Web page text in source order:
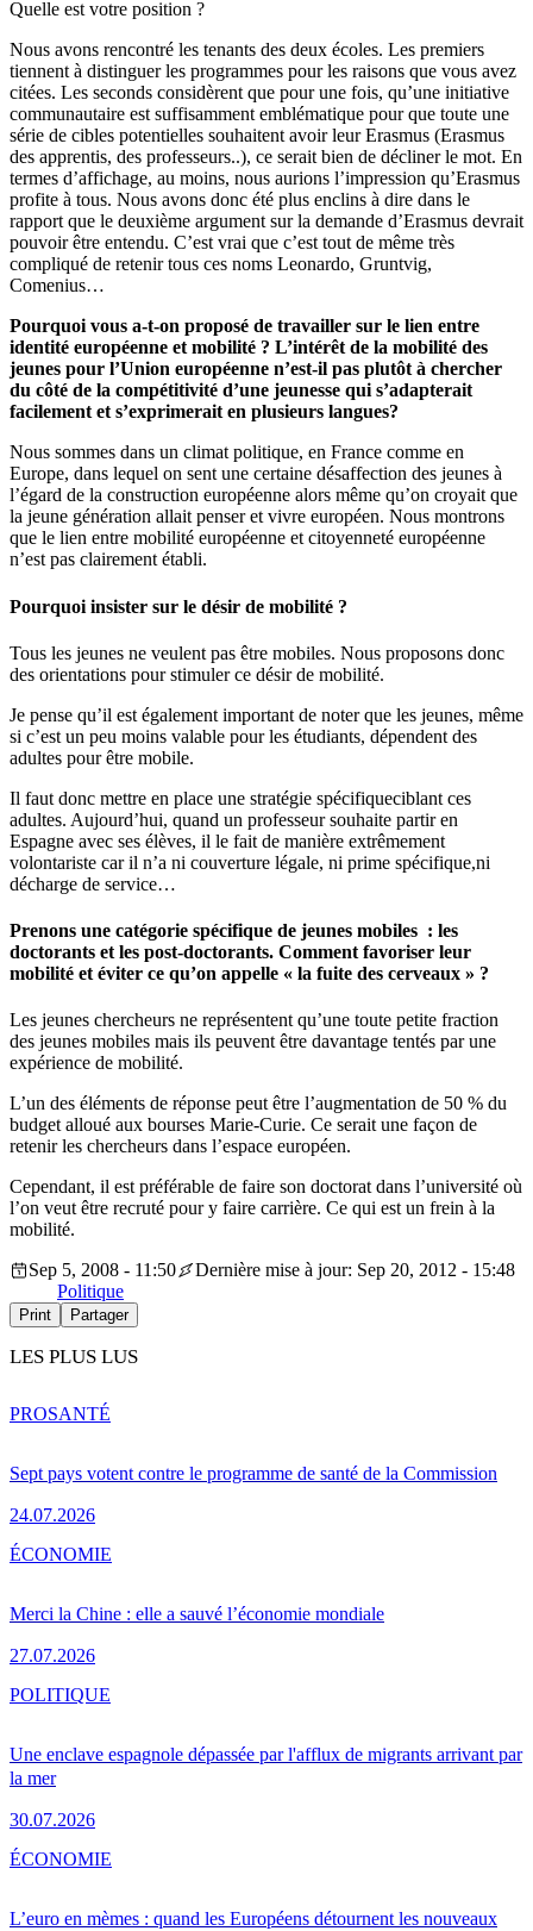
Quelle est votre position ?
Nous avons rencontré les tenants des deux écoles. Les premiers
tiennent à distinguer les programmes pour les raisons que vous avez
citées. Les seconds considèrent que pour une fois, qu’une initiative
communautaire est suffisamment emblématique pour que toute une
série de cibles potentielles souhaitent avoir leur Erasmus (Erasmus
des apprentis, des professeurs..), ce serait bien de décliner le mot. En
termes d’affichage, au moins, nous aurions l’impression qu’Erasmus
profite à tous. Nous avons donc été plus enclins à dire dans le
rapport que le deuxième argument sur la demande d’Erasmus devrait
pouvoir être entendu. C’est vrai que c’est tout de même très
compliqué de retenir tous ces noms Leonardo, Gruntvig,
Comenius…
Pourquoi vous a-t-on proposé de travailler sur le lien entre
identité européenne et mobilité ? L’intérêt de la mobilité des
jeunes pour l’Union européenne n’est-il pas plutôt à chercher
du côté de la compétitivité d’une jeunesse qui s’adapterait
facilement et s’exprimerait en plusieurs langues?
Nous sommes dans un climat politique, en France comme en
Europe, dans lequel on sent une certaine désaffection des jeunes à
l’égard de la construction européenne alors même qu’on croyait que
la jeune génération allait penser et vivre européen. Nous montrons
que le lien entre mobilité européenne et citoyenneté européenne
n’est pas clairement établi.
Pourquoi insister sur le désir de mobilité ?
Tous les jeunes ne veulent pas être mobiles. Nous proposons donc
des orientations pour stimuler ce désir de mobilité.
Je pense qu’il est également important de noter que les jeunes, même
si c’est un peu moins valable pour les étudiants, dépendent des
adultes pour être mobile.
Il faut donc mettre en place une stratégie spécifiqueciblant ces
adultes. Aujourd’hui, quand un professeur souhaite partir en
Espagne avec ses élèves, il le fait de manière extrêmement
volontariste car il n’a ni couverture légale, ni prime spécifique,ni
décharge de service…
Prenons une catégorie spécifique de jeunes mobiles : les
doctorants et les post-doctorants. Comment favoriser leur
mobilité et éviter ce qu’on appelle « la fuite des cerveaux » ?
Les jeunes chercheurs ne représentent qu’une toute petite fraction
des jeunes mobiles mais ils peuvent être davantage tentés par une
expérience de mobilité.
L’un des éléments de réponse peut être l’augmentation de 50 % du
budget alloué aux bourses Marie-Curie. Ce serait une façon de
retenir les chercheurs dans l’espace européen.
Cependant, il est préférable de faire son doctorat dans l’université où
l’on veut être recruté pour y faire carrière. Ce qui est un frein à la
mobilité.
Sep 5, 2008 - 11:50
Dernière mise à jour: Sep 20, 2012 - 15:48
Politique
Print Partager
LES PLUS LUS
Sept pays votent contre le programme de santé de la Commission
24.07.2026
PROSANTÉ
Merci la Chine : elle a sauvé l’économie mondiale
27.07.2026
ÉCONOMIE
Une enclave espagnole dépassée par l'afflux de migrants arrivant par
la mer
30.07.2026
POLITIQUE
L’euro en mèmes : quand les Européens détournent les nouveaux
ÉCONOMIE